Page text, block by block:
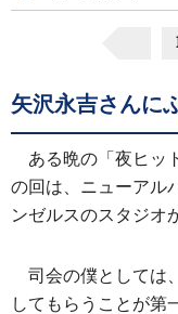
矢沢永吉さんに
ある晩の「夜ヒッ
の回は、ニューアル
ンゼルスのスタジオ
司会の僕としては
してもらうことが第